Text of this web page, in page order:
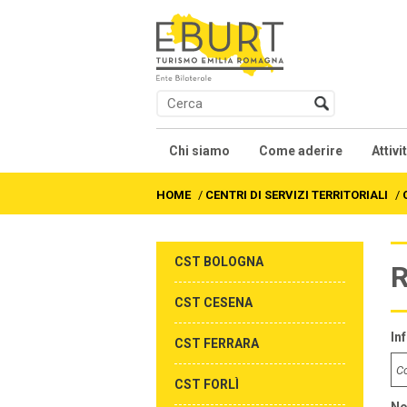
Chi siamo
Presentazione
Come aderire
Contratti collettivi
HOME / CENTRI DI SERVIZI TERRITORIALI /
CST BOLOGNA
CST CESENA
CST FERRARA
CST FORLÌ